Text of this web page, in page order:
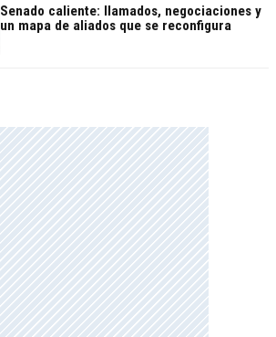
Senado caliente: llamados, negociaciones y
un mapa de aliados que se reconfigura